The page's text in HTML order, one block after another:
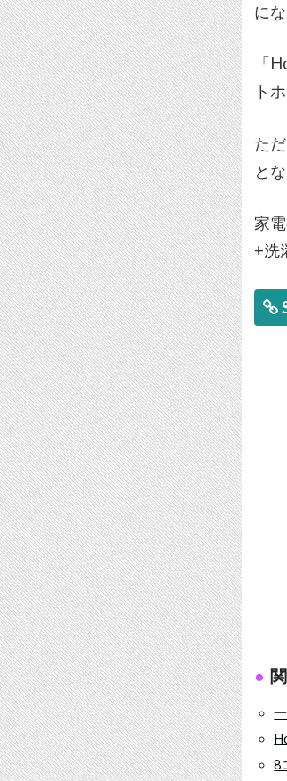
に
「
ト
た
と
家
+洗
8